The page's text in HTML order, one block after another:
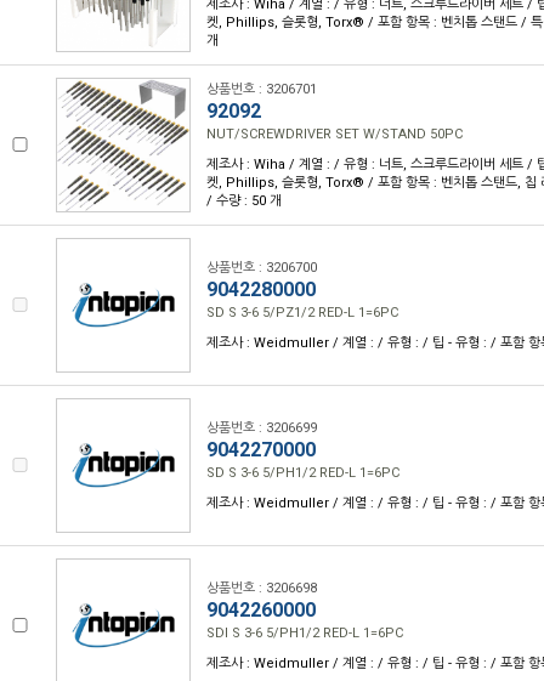
제조사 : Wiha / 계열 : / 유형 : 너트, 스크루드라이버 세트 /
켓, Phillips, 슬롯형, Torx® / 포함 항목 : 벤치톱 스탠드 /
개
상품번호 : 3206701
92092
NUT/SCREWDRIVER SET W/STAND 50PC
제조사 : Wiha / 계열 : / 유형 : 너트, 스크루드라이버 세트 /
켓, Phillips, 슬롯형, Torx® / 포함 항목 : 벤치톱 스탠드, 칩
/ 수량 : 50 개
상품번호 : 3206700
9042280000
SD S 3-6 5/PZ1/2 RED-L 1=6PC
제조사 : Weidmuller / 계열 : / 유형 : / 팁 - 유형 : / 포함 항
상품번호 : 3206699
9042270000
SD S 3-6 5/PH1/2 RED-L 1=6PC
제조사 : Weidmuller / 계열 : / 유형 : / 팁 - 유형 : / 포함 항
상품번호 : 3206698
9042260000
SDI S 3-6 5/PH1/2 RED-L 1=6PC
제조사 : Weidmuller / 계열 : / 유형 : / 팁 - 유형 : / 포함 항